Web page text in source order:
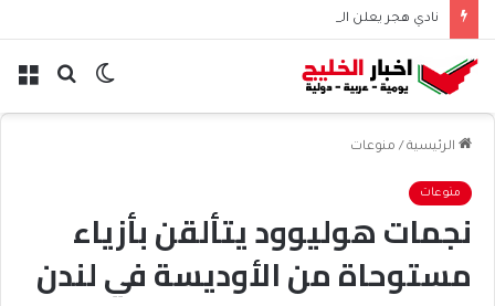
نادي هجر يعلن التعاقد مع المدافع الجزائري “أيوب دربال”
بحث الوضع
الرئيسية / منوعات
منوعات
نجمات هوليوود يتألقن بأزياء
مستوحاة من الأوديسة في لندن